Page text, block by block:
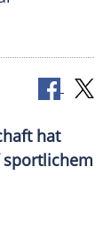
hat
sportlichem